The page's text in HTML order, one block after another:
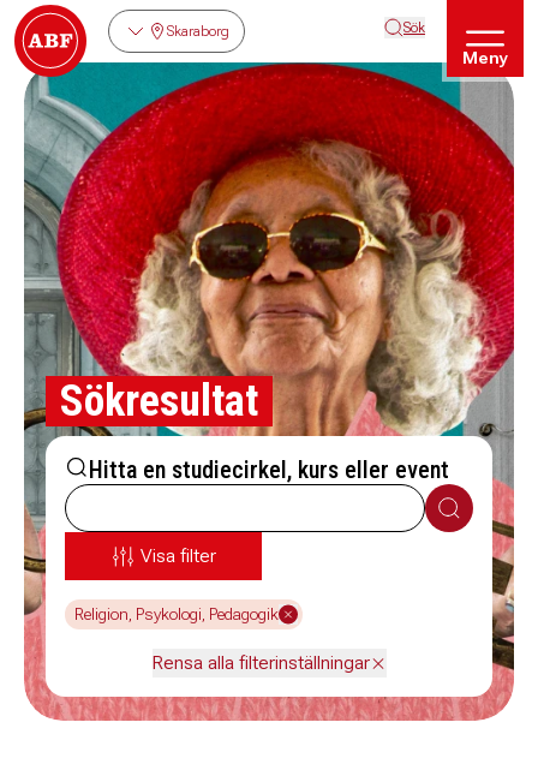
Skaraborg Sök
Meny
Sökresultat
Hitta en studiecirkel, kurs eller event
Sök
Visa filter
Religion, Psykologi, Pedagogik
Rensa alla filterinställningar